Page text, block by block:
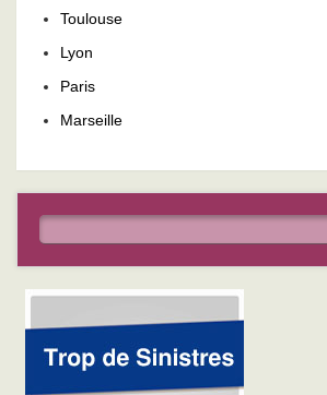
Toulouse
Lyon
Paris
Marseille